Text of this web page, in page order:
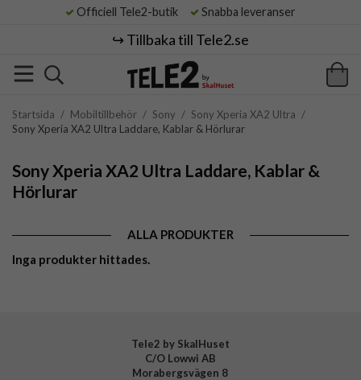
Officiell Tele2-butik Snabba leveranser
↪️ Tillbaka till Tele2.se
Startsida / Mobiltillbehör / Sony / Sony Xperia XA2 Ultra /
Sony Xperia XA2 Ultra Laddare, Kablar & Hörlurar
Sony Xperia XA2 Ultra Laddare, Kablar &
Hörlurar
ALLA PRODUKTER
Inga produkter hittades.
Tele2 by SkalHuset
C/O Lowwi AB
Morabergsvägen 8